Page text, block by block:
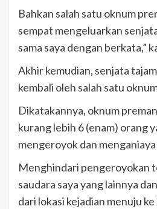
Bahkan salah satu oknum
sempat mengeluarkan
sama saya dengan berkata,”
Akhir kemudian, senjata
kembali oleh salah satu
Dikatakannya, oknum
kurang lebih 6 (enam) orang
mengeroyok dan
Menghindari pengeroyokan
saudara saya yang lainnya
dari lokasi kejadian menuju